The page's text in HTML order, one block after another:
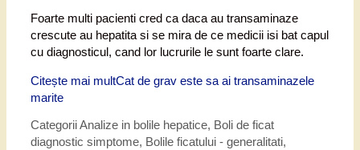
Foarte multi pacienti cred ca daca au transaminaze
crescute au hepatita si se mira de ce medicii isi bat capul
cu diagnosticul, cand lor lucrurile le sunt foarte clare.
Citește mai multCat de grav este sa ai transaminazele
marite
CategoriiAnalize in bolile hepatice, Boli de ficat
diagnostic simptome, Bolile ficatului - generalitati,